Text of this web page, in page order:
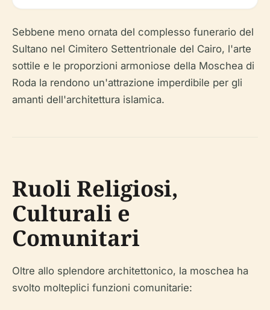
Sebbene meno ornata del complesso funerario del
Sultano nel Cimitero Settentrionale del Cairo, l'arte
sottile e le proporzioni armoniose della Moschea di
Roda la rendono un'attrazione imperdibile per gli
amanti dell'architettura islamica.
Ruoli Religiosi,
Culturali e
Comunitari
Oltre allo splendore architettonico, la moschea ha
svolto molteplici funzioni comunitarie: